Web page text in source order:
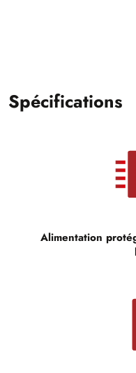
Spécifications
Alimentation